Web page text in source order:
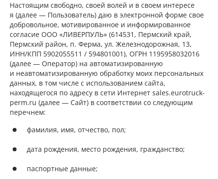
Настоящим свободно, своей волей и в своем интересе
я (далее — Пользователь) даю в электронной форме свое
добровольное, мотивированное и информированное
согласие ООО «ЛИВЕРПУЛЬ» (614531, Пермский край,
Пермский район, п. Ферма, ул. Железнодорожная, 13,
ИНН/КПП 5902055511 / 594801001), ОГРН 1195958032016
(далее — Оператор) на автоматизированную
и неавтоматизированную обработку моих персональных
данных, в том числе с использованием сайта,
находящегося по адресу в сети Интернет sales.eurotruck-
perm.ru (далее — Сайт) в соответствии со следующим
перечнем:
фамилия, имя, отчество, пол;
дата рождения, место рождения, гражданство;
паспортные данные;